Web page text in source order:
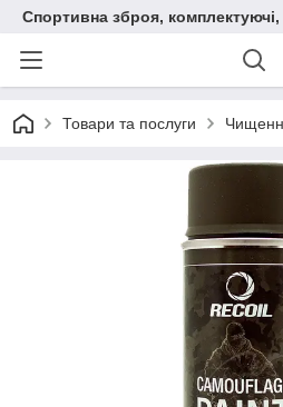
Спортивна зброя,
Товари та послуги